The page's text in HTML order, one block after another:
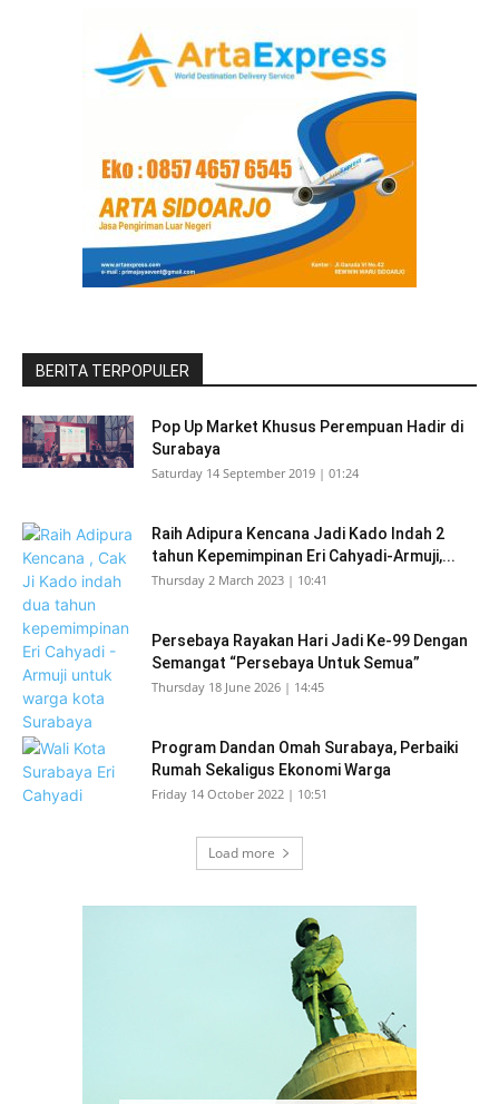
BERITA TERPOPULER
Pop Up Market Khusus Perempuan Hadir di
Surabaya
Saturday 14 September 2019 | 01:24
Raih Adipura Kencana Jadi Kado Indah 2
tahun Kepemimpinan Eri Cahyadi-Armuji,...
Thursday 2 March 2023 | 10:41
Persebaya Rayakan Hari Jadi Ke-99 Dengan
Semangat “Persebaya Untuk Semua”
Thursday 18 June 2026 | 14:45
Program Dandan Omah Surabaya, Perbaiki
Rumah Sekaligus Ekonomi Warga
Friday 14 October 2022 | 10:51
Load more